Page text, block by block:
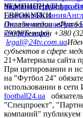
политикаСтруктура
УкраинаПервая лига
ЧЕМПИОНАТЫ
ГерманияИспания
ЕВРОКУБКИ
Лига чемпионовЛига
конференций
Онлайн-медиа
79008Телефон +380
legal@24tv.com.ua
субъектов в сфере
21+Материалы сайта
При цитировании и
на "Футбол 24"
использовании в сети
football24.ua
"Спецпроект",
компаний" публикуем